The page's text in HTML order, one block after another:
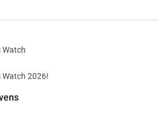
Watch
Watch 2026!